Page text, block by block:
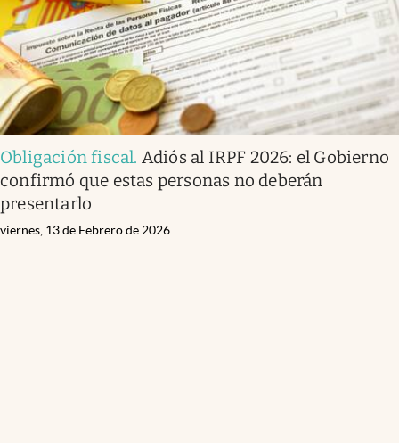
Obligación fiscal. Adiós al IRPF 2026: el Gobierno
confirmó que estas personas no deberán
presentarlo
viernes, 13 de Febrero de 2026